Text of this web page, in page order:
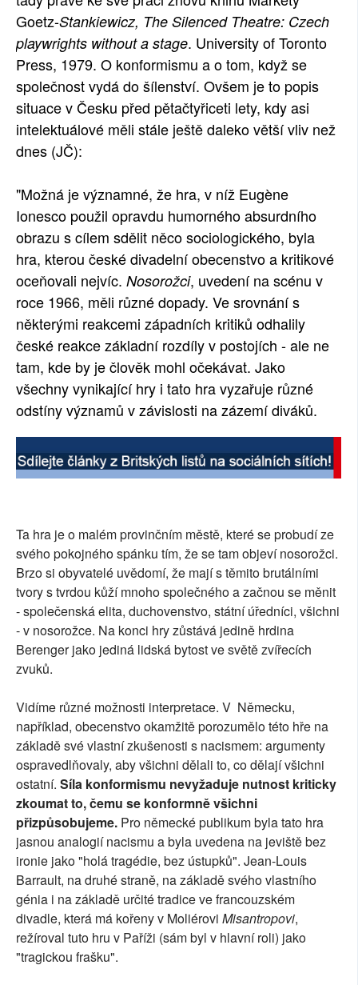
SOCIÁLNÍ SÍTĚ
RUBRIKY
PLNÁ VERZE STRÁNEK
Goetz-Stankiewicz, The Silenced Theatre: Czech
playwrights without a stage. University of Toronto
Press, 1979. O konformismu a o tom, když se
společnost vydá do šílenství. Ovšem je to popis
situace v Česku před pětačtyřiceti lety, kdy asi
intelektuálové měli stále ještě daleko větší vliv než
dnes (JČ):
"Možná je významné, že hra, v níž Eugène
Ionesco použil opravdu humorného absurdního
obrazu s cílem sdělit něco sociologického, byla
hra, kterou české divadelní obecenstvo a kritikové
oceňovali nejvíc. Nosorožci, uvedení na scénu v
roce 1966, měli různé dopady. Ve srovnání s
některými reakcemi západních kritiků odhalily
české reakce základní rozdíly v postojích - ale ne
tam, kde by je člověk mohl očekávat. Jako
všechny vynikající hry i tato hra vyzařuje různé
odstíny významů v závislosti na zázemí diváků.
Ta hra je o malém provinčním městě, které se probudí ze
svého pokojného spánku tím, že se tam objeví nosorožci.
Brzo si obyvatelé uvědomí, že mají s těmito brutálními
tvory s tvrdou kůží mnoho společného a začnou se měnit
- společenská elita, duchovenstvo, státní úředníci, všichni
- v nosorožce. Na konci hry zůstává jedině hrdina
Berenger jako jediná lidská bytost ve světě zvířecích
zvuků.
Vidíme různé možnosti interpretace. V Německu,
například, obecenstvo okamžitě porozumělo této hře na
základě své vlastní zkušenosti s nacismem: argumenty
ospravedlňovaly, aby všichni dělali to, co dělají všichni
ostatní. Síla konformismu nevyžaduje nutnost kriticky
zkoumat to, čemu se konformně všichni
přizpůsobujeme. Pro německé publikum byla tato hra
jasnou analogií nacismu a byla uvedena na jeviště bez
ironie jako "holá tragédie, bez ústupků". Jean-Louis
Barrault, na druhé straně, na základě svého vlastního
génia i na základě určité tradice ve francouzském
divadle, která má kořeny v Moliérovi Misantropovi,
režíroval tuto hru v Paříži (sám byl v hlavní roli) jako
"tragickou frašku".